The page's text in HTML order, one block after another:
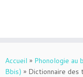
au
contenu
Accueil » Phonologie
Bbis) » Dictionnaire des